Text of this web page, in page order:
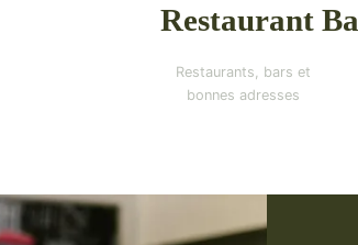
Restaurant
Restaurants, bars et
bonnes adresses